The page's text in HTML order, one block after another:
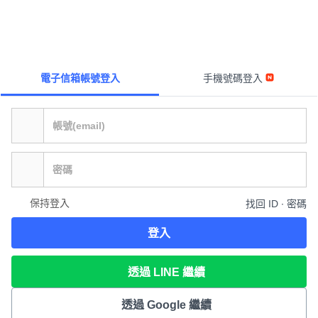
電子信箱帳號登入 手機號碼登入
保持登入 找回 ID ∙ 密碼
登入
透過 LINE 繼續
透過 Google 繼續